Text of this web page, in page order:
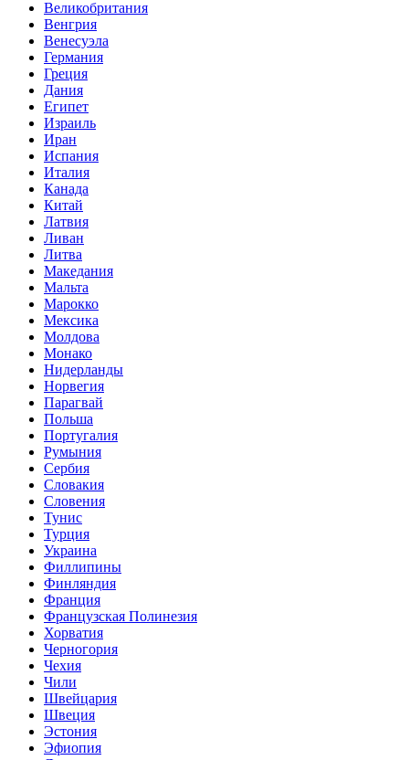
Великобритания
Венгрия
Венесуэла
Германия
Греция
Дания
Египет
Израиль
Иран
Испания
Италия
Канада
Китай
Латвия
Ливан
Литва
Македания
Мальта
Марокко
Мексика
Молдова
Монако
Нидерланды
Норвегия
Парагвай
Польша
Португалия
Румыния
Сербия
Словакия
Словения
Тунис
Турция
Украина
Филлипины
Финляндия
Франция
Французская Полинезия
Хорватия
Черногория
Чехия
Чили
Швейцария
Швеция
Эстония
Эфиопия